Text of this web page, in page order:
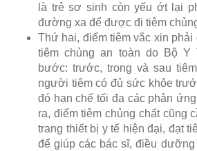
là trẻ sơ sinh còn yếu ớt lại
đường xa để được đi tiêm
Thứ hai, điểm tiêm vắc xin phải
tiêm chủng an toàn do Bộ Y
bước: trước, trong và sau
người tiêm có đủ sức khỏe
đó hạn chế tối đa các phản
ra, điểm tiêm chủng chất cũng
trang thiết bị y tế hiện đại, đạt
để giúp các bác sĩ, điều